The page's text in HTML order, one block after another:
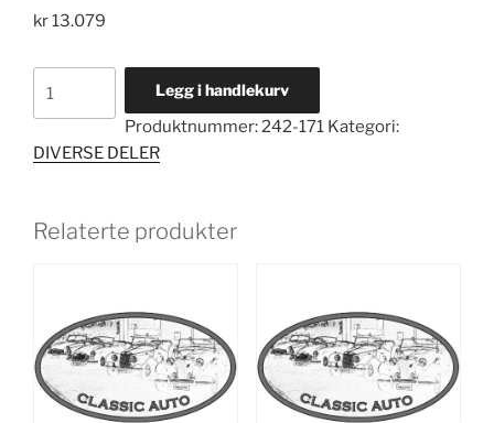
kr13.079
S/FAST
Legg i handlekurv
Produktnummer:242-171 Kategori:
DIVERSE DELER
Relaterte produkter